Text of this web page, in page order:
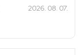
2026. 08. 07.